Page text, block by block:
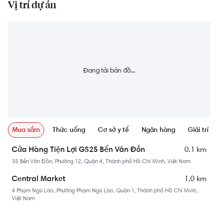
Phòng sinh hoạt cộng đồng
Vị trí dự án
Đang tải bản đồ...
Mua sắm Thức uống Cơ sở y tế Ngân hàng Giải trí
Cửa Hàng Tiện Lợi GS25 Bến Vân Đồn 0.1 km
35 Bến Vân Đồn, Phường 12, Quận 4, Thành phố Hồ Chí Minh, Việt Nam
Central Market 1.0 km
4 Phạm Ngũ Lão, Phường Phạm Ngũ Lão, Quận 1, Thành phố Hồ Chí Minh,
Việt Nam